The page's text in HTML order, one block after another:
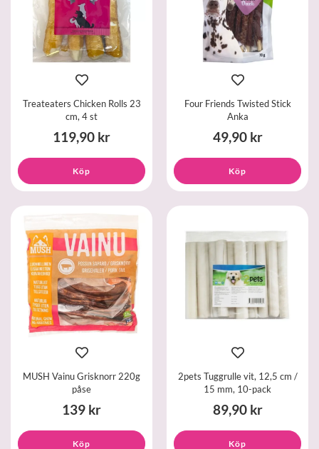
Treateaters Chicken Rolls 23
cm, 4 st
119,90 kr
Köp
Four Friends Twisted Stick
Anka
49,90 kr
Köp
MUSH Vainu Grisknorr 220g
påse
139 kr
Köp
2pets Tuggrulle vit, 12,5 cm /
15 mm, 10-pack
89,90 kr
Köp